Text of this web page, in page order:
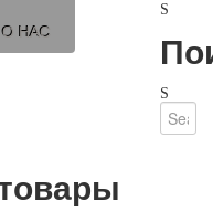
О НАС